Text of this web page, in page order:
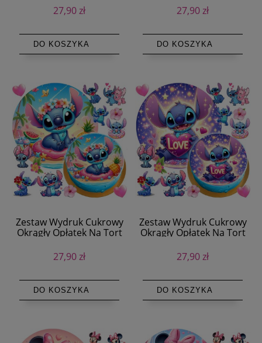
Postaci + Tekst
27,90 zł
DO KOSZYKA
Postaci + Tekst
27,90 zł
DO KOSZYKA
Zestaw Wydruk Cukrowy
Okrągły Opłatek Na Tort
Tekst
27,90 zł
DO KOSZYKA
Zestaw Wydruk Cukrowy
Okrągły Opłatek Na Tort
Tekst
27,90 zł
DO KOSZYKA